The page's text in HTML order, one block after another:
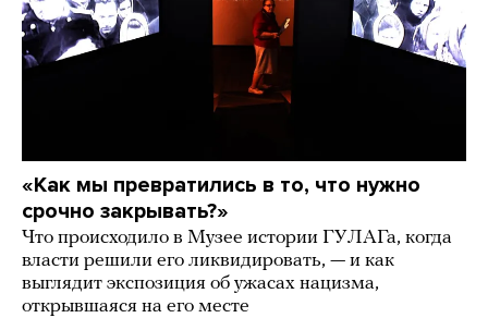
«Как мы превратились в то, что нужно
срочно закрывать?»
Что происходило в Музее истории ГУЛАГа, когда
власти решили его ликвидировать, — и как
выглядит экспозиция об ужасах нацизма,
открывшаяся на его месте